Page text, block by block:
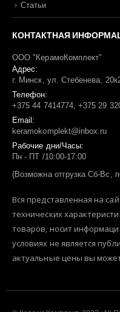
Статьи
КОНТАКТНАЯ
ООО "КерамоКомплект"
Адрес:
г. Минск, ул. Стебенева,
Телефон:
+375 44 7414774, +375 29
Email:
keramokomplekt@inbox.ru
Рабочие дни/Часы:
Пн - ПТ /10:00-17:00
(Возможна отгрузка Сб-Вс,
Вся представленная на
технических
товаров, носит
условиях не является
актуальные цены вы